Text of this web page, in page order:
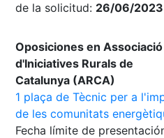
de la solicitud: 26/06/2023
Oposiciones en Associació
d'Iniciatives Rurals de
Catalunya (ARCA)
1 plaça de Tècnic per a
de les comunitats
Fecha límite de